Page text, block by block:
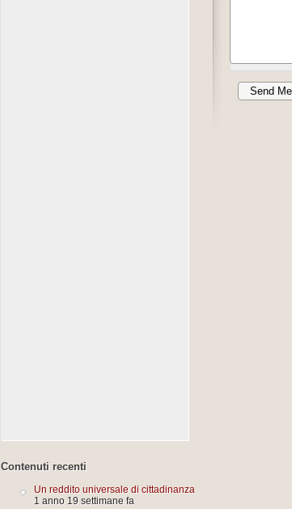
Contenuti recenti
Un reddito universale di cittadinanza
1 anno 19 settimane fa